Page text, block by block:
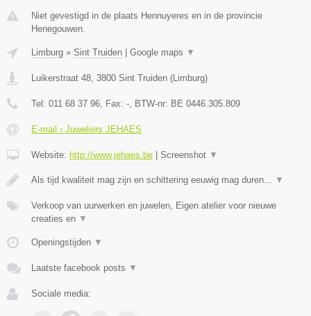
Niet gevestigd in de plaats Hennuyeres en in de provincie
Henegouwen.
Limburg » Sint Truiden Google maps ▼
Luikerstraat 48, 3800 Sint Truiden (Limburg)
Tel: 011 68 37 96, Fax: -, BTW-nr: BE 0446.305.809
E-mail › Juweliers JEHAES
Website: http://www.jehaes.be Screenshot ▼
Als tijd kwaliteit mag zijn en schittering eeuwig mag duren... ▼
Verkoop van uurwerken en juwelen, Eigen atelier voor nieuwe
creaties en ▼
Openingstijden ▼
Laatste facebook posts ▼
Sociale media: